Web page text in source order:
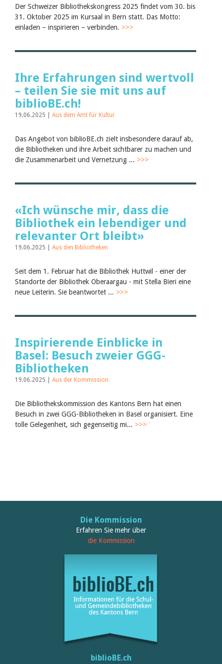
Der Schweizer Bibliothekskongress 2025 findet vom 30. bis
31. Oktober 2025 im Kursaal in Bern statt. Das Motto:
einladen – inspirieren – verbinden. >>>
Ihre Erfahrungen sind wertvoll
– teilen Sie sie mit uns auf
biblioBE.ch!
19.06.2025 | Aus dem Amt für Kultur
Das Angebot von biblioBE.ch zielt insbesondere darauf ab,
die Bibliotheken und ihre Arbeit sichtbarer zu machen und
die Zusammenarbeit und Vernetzung ... >>>
«Ich wünsche mir, dass die
Bibliothek ein lebendiger und
relevanter Ort bleibt»
19.06.2025 | Aus den Bibliotheken
Seit dem 1. Februar hat die Bibliothek Huttwil - einer der
Standorte der Bibliothek Oberaargau - mit Stella Bieri eine
neue Leiterin. Sie beantwortet ... >>>
Inspirierende Einblicke in
Basel: Besuch zweier GGG-
Bibliotheken
19.06.2025 | Aus der Kommission
Die Bibliothekskommission des Kantons Bern hat einen
Besuch in zwei GGG-Bibliotheken in Basel organisiert. Eine
tolle Gelegenheit, sich gegenseitig mi... >>>
Die Kommission
Erfahren Sie mehr über
die Kommission
biblioBE.ch